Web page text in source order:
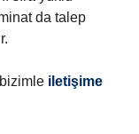
da talep
iletişime